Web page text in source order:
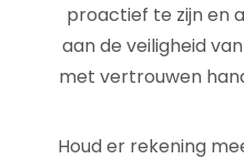
proactief te zijn en
aan de veiligheid
met vertrouwen
Houd er rekening